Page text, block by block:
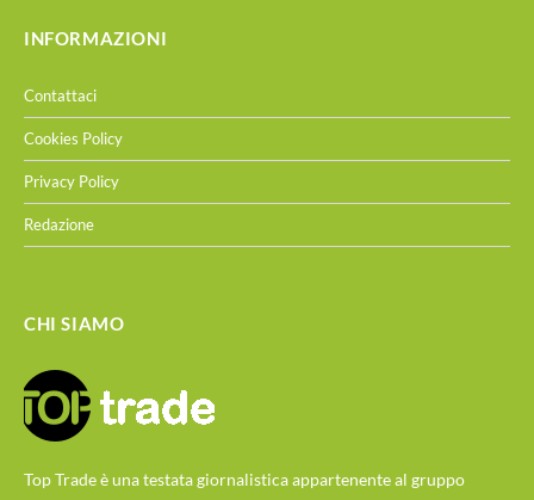
INFORMAZIONI
Contattaci
Cookies Policy
Privacy Policy
Redazione
CHI SIAMO
Top Trade è una testata giornalistica appartenente al gruppo